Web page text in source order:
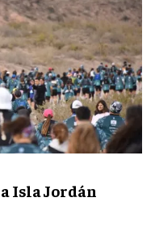
Isla Jordán